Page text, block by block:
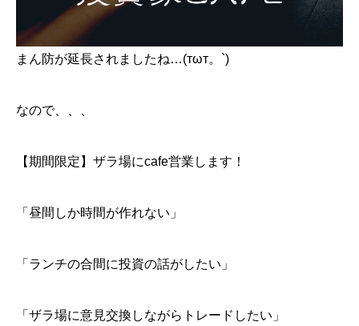
まん防が延長されましたね…(тωт。`)
なので、、、
【期間限定】ザラ場にcafe営業します！
「昼間しか時間が作れない」
「ランチの合間に投資の話がしたい」
「ザラ場に意見交換しながらトレードしたい」